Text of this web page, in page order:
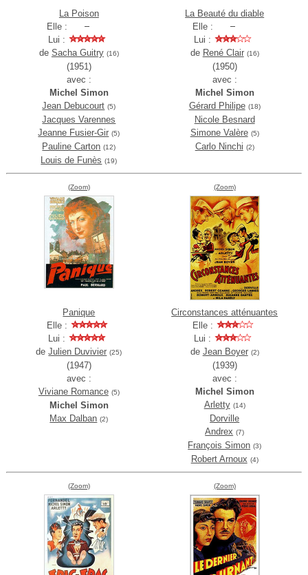
La Poison
Elle :
Lui :
de Sacha Guitry (16)
(1951)
avec :
Michel Simon
Jean Debucourt (5)
Jacques Varennes
Jeanne Fusier-Gir (5)
Pauline Carton (12)
Louis de Funès (19)
La Beauté du diable
Elle :
Lui :
de René Clair (16)
(1950)
avec :
Michel Simon
Gérard Philipe (18)
Nicole Besnard
Simone Valère (5)
Carlo Ninchi (2)
(Zoom)
Panique
Elle :
Lui :
deJulien Duvivier (25)
(1947)
avec :
Viviane Romance (5)
Michel Simon
Max Dalban (2)
(Zoom)
Circonstances atténuantes
Elle :
Lui :
de Jean Boyer (2)
(1939)
avec :
Michel Simon
Arletty (14)
Dorville
Andrex (7)
François Simon (3)
Robert Arnoux (4)
(Zoom) (Zoom)